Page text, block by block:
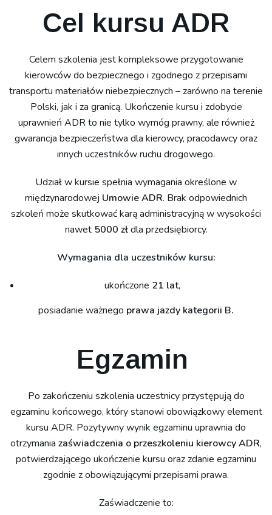
Cel kursu ADR
Celem szkolenia jest kompleksowe przygotowanie
kierowców do bezpiecznego i zgodnego z przepisami
transportu materiałów niebezpiecznych – zarówno na terenie
Polski, jak i za granicą. Ukończenie kursu i zdobycie
uprawnień ADR to nie tylko wymóg prawny, ale również
gwarancja bezpieczeństwa dla kierowcy, pracodawcy oraz
innych uczestników ruchu drogowego.
Udział w kursie spełnia wymagania określone w
międzynarodowej Umowie ADR. Brak odpowiednich
szkoleń może skutkować karą administracyjną w wysokości
nawet 5000 złdla przedsiębiorcy.
Wymagania dla uczestników kursu:
ukończone 21 lat,
posiadanie ważnego prawa jazdy kategorii B.
Egzamin
Po zakończeniu szkolenia uczestnicy przystępują do
egzaminu końcowego, który stanowi obowiązkowy element
kursu ADR. Pozytywny wynik egzaminu uprawnia do
otrzymania zaświadczenia o przeszkoleniu kierowcy ADR,
potwierdzającego ukończenie kursu oraz zdanie egzaminu
zgodnie z obowiązującymi przepisami prawa.
Zaświadczenie to: